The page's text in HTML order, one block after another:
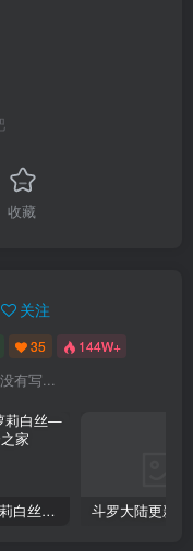
收藏
关注
35 144W+
有写...
Protected: 萝莉白丝—丝袜写真